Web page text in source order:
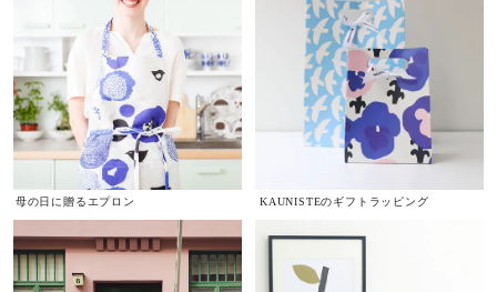
母の日に贈るエプロン KAUNISTEのギフトラッピング